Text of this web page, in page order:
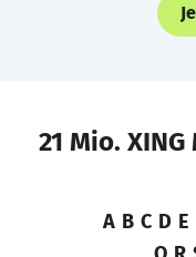
21 Mio.
A B C D E